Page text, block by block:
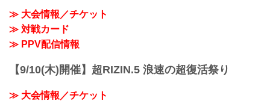
予定時間が前後することがありますので
ご了承ください。
≫ 大会情報／チケット
≫ 対戦カード
≫ PPV配信情報
【9/10(木)開催】超RIZIN.5 浪速の超復活祭り
≫ 大会情報／チケット